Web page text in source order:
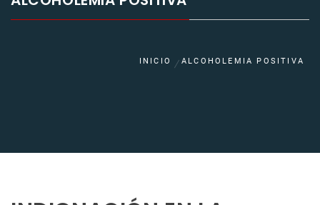
INICIO ALCOHOLEMIA POSITIVA